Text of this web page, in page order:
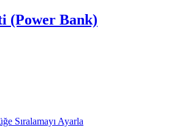
(Power Bank)
Sıralamayı Ayarla